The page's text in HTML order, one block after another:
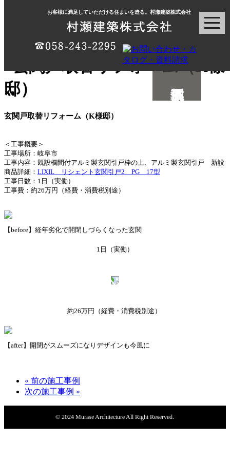
お客様に満足していただける住まいを造る。村瀬建築株式会社
玄関戸取替リフォーム（K様邸）
＜工事概要＞
工事場所：岐阜市
工事内容：既設欄間付アルミ製玄関引戸枠の上、アルミ製玄関引戸 新設
商品詳細： LIXIL リシェント玄関引戸2 PG 17型
工事日数：1日（実働）
工事費：約26万円（経費・消費税別途）
【before】経年劣化で開閉しづらくなった玄関
1日（実働）
約26万円 （経費・消費税別途）
【after】開閉がスムーズになりデザインも今風に
« 前の施工事例
次の施工事例 »
© 2024 Murase Architecture All Right Reserved.